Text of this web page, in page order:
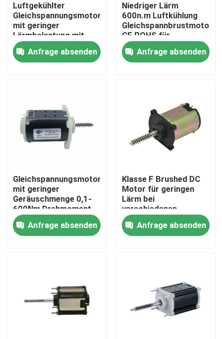
Haus
Videos
Über uns
Fabrik-Ausflug
Qualitätskontrolle
Fordern Sie ein Zitat
Luftgekühlter
Gleichspannungsmotor
mit geringer
Lärmbelastung mit
CE-Zertifizierung
Anfrage absenden
Niedriger Lärm
600n.m Luftkühlung
Gleichspannbrustmotor
CE ROHS für
industrielle
Anwendungen
Anfrage absenden
Gleichspannungsmotor
mit geringer
Geräuschmenge 0,1-
600Nm Drehmoment
12V-72V Spannung
CE-zertifiziert
Anfrage absenden
Klasse F Brushed DC
Motor für geringen
Lärm bei
verschiedenen
Spannungen
CE/RoHS/ISO9001
zertifiziert
Anfrage absenden